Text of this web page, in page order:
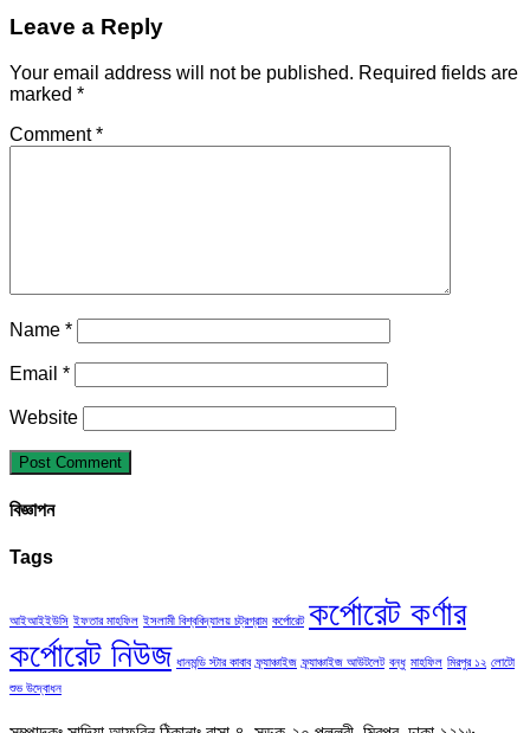
Leave a Reply
Your email address will not be published. Required fields are
marked *
Comment*
Name *
Email *
Website
বিজ্ঞাপন
Tags
আইআইইউসি ইফতার মাহফিল ইসলামী বিশ্ববিদ্যালয় চট্রগ্রাম কর্পোরেট কর্পোরেট কর্ণার
কর্পোরেট নিউজ ধানমন্ডি স্টার কাবাব ফ্র্যাঞ্চাইজ ফ্র্যাঞ্চাইজ আউটলেট বন্ধু মাহফিল মিরপুর ১২ লোটো
শুভ উদ্বোধন